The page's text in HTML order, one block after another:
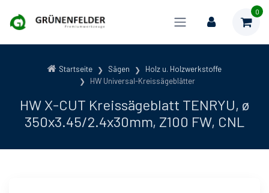
0
Startseite Sägen
Holz u. Holzwerkstoffe
HW Universal-Kreissägeblätter
HW X-CUT Kreissägeblatt TENRYU, ø
350x3.45/2.4x30mm, Z100 FW, CNL